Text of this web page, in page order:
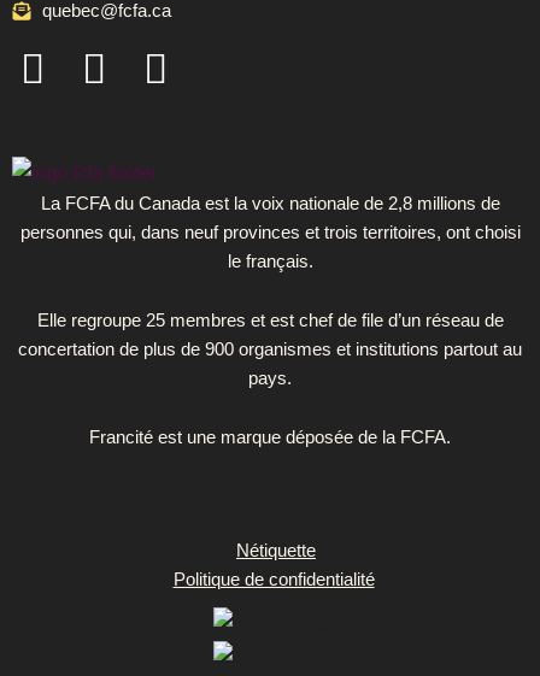
quebec@fcfa.ca
F
a
e
b
o
k
I
n
t
a
g
a
L
i
k
e
d
n
La FCFA du Canada est la voix nationale de 2,8 millions de
personnes qui, dans neuf provinces et trois territoires, ont choisi
le français.
Elle regroupe 25 membres et est chef de file d’un réseau de
concertation de plus de 900 organismes et institutions partout au
pays.
Francité est une marque déposée de la FCFA.
Nétiquette
Politique de confidentialité